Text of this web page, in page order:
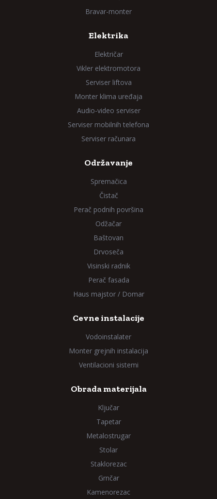
Bravar-monter
Elektrika
Električar
Vikler elektromotora
Serviser liftova
Monter klima uređaja
Audio-video serviser
Serviser mobilnih telefona
Serviser računara
Održavanje
Spremačica
Čistač
Perač podnih površina
Odžačar
Baštovan
Drvoseča
Visinski radnik
Perač fasada
Haus majstor / Domar
Cevne instalacije
Vodoinstalater
Monter grejnih instalacija
Ventilacioni sistemi
Obrada materijala
Ključar
Tapetar
Metalostrugar
Stolar
Staklorezac
Grnčar
Kamenorezac